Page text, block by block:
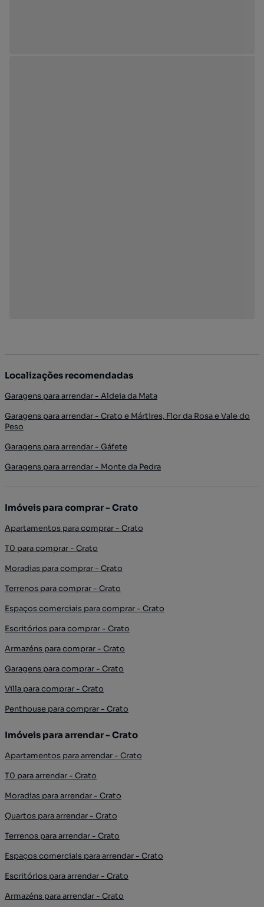
Localizações recomendadas
Garagens para arrendar - Aldeia da Mata
Garagens para arrendar - Crato e Mártires, Flor da Rosa e Vale do
Peso
Garagens para arrendar - Gáfete
Garagens para arrendar - Monte da Pedra
Imóveis para comprar - Crato
Apartamentos para comprar - Crato
T0 para comprar - Crato
Moradias para comprar - Crato
Terrenos para comprar - Crato
Espaços comerciais para comprar - Crato
Escritórios para comprar - Crato
Armazéns para comprar - Crato
Garagens para comprar - Crato
Villa para comprar - Crato
Penthouse para comprar - Crato
Imóveis para arrendar - Crato
Apartamentos para arrendar - Crato
T0 para arrendar - Crato
Moradias para arrendar - Crato
Quartos para arrendar - Crato
Terrenos para arrendar - Crato
Espaços comerciais para arrendar - Crato
Escritórios para arrendar - Crato
Armazéns para arrendar - Crato